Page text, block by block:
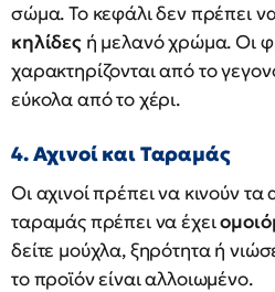
σώμα. Το κεφάλι δεν πρέπει
κηλίδεςή μελανό χρώμα. Οι
χαρακτηρίζονται από το
εύκολα από το χέρι.
4. Αχινοί και Ταραμάς
Οι αχινοί πρέπει να κινούν
ταραμάς πρέπει να έχει
δείτε μούχλα, ξηρότητα ή
το προϊόν είναι αλλοιωμένο.